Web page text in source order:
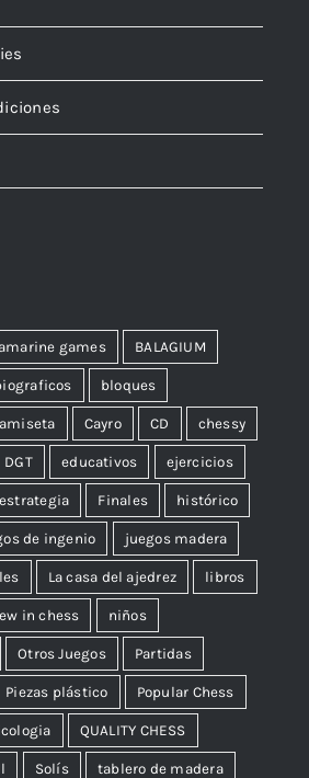
games BALAGIUM
bloques
Cayro CD chessy
DGT educativos ejercicios
estrategia Finales histórico
de ingenio juegos madera
La casa del ajedrez libros
in chess niños
Otros Juegos Partidas
Piezas plástico Popular Chess
QUALITY CHESS
Solís tablero de madera